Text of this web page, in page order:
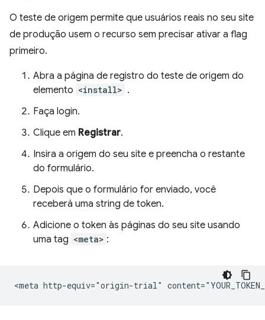
O teste de origem permite que usuários reais no seu site
de produção usem o recurso sem precisar ativar a flag
primeiro.
Abra a página de registro do teste de origem do
elemento <install> .
Faça login.
Clique em Registrar.
Insira a origem do seu site e preencha o restante
do formulário.
Depois que o formulário for enviado, você
receberá uma string de token.
Adicione o token às páginas do seu site usando
uma tag <meta> :